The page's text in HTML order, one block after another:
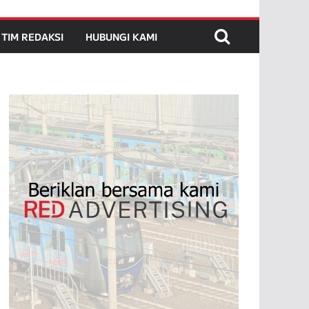
TIM REDAKSI HUBUNGI KAMI